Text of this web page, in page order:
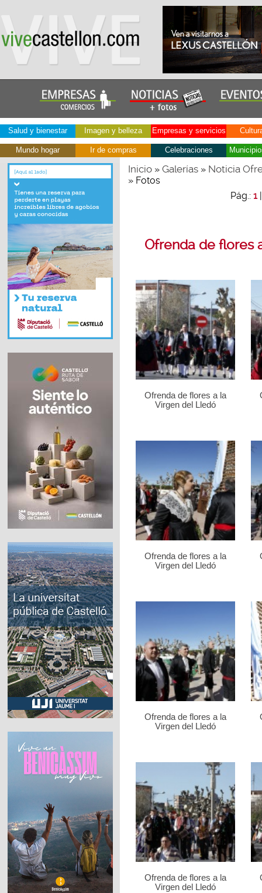
Salud y bienestar Imagen y belleza Empresas y servicios
Mundo hogar Ir de compras Celebraciones
Inicio» Galerías» Noticia
» Fotos
Pág.: 1
Ofrenda de flores
Ofrenda de flores a la
Virgen del Lledó
Ofrenda de flores a la
Virgen del Lledó
Ofrenda de flores a la
Virgen del Lledó
Ofrenda de flores a la
Virgen del Lledó